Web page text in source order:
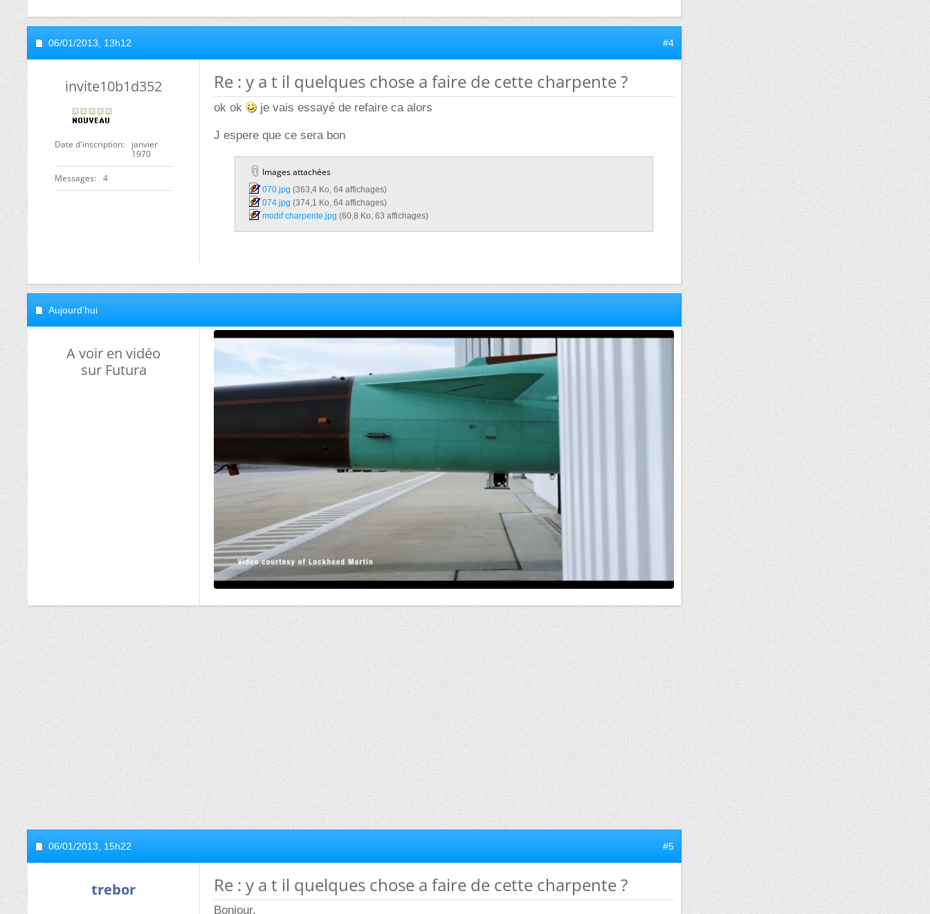
06/01/2013, 13h12 #4
invite10b1d352
Date d'inscription
janvier
1970
Messages 4
Re : y a t il quelques chose a faire de cette charpente ?
ok ok je vais essayé de refaire ca alors
J espere que ce sera bon
Images attachées
070.jpg‎ (363,4 Ko, 64 affichages)
074.jpg‎ (374,1 Ko, 64 affichages)
modif charpente.jpg‎ (60,8 Ko, 63 affichages)
Aujourd'hui
A voir en vidéo
sur Futura
06/01/2013, 15h22 #5
trebor Re : y a t il quelques chose a faire de cette charpente ?
Bonjour,